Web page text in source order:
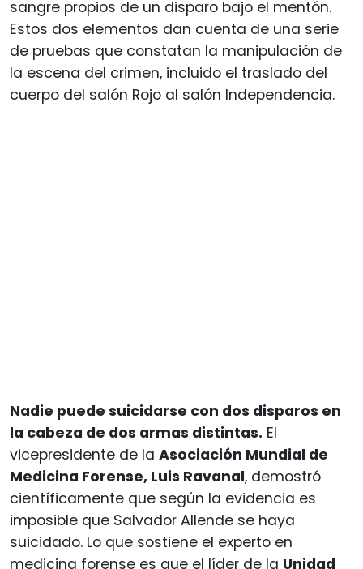
sangre propios de un disparo bajo el mentón.
Estos dos elementos dan cuenta de una serie
de pruebas que constatan la manipulación de
la escena del crimen, incluido el traslado del
cuerpo del salón Rojo al salón Independencia.
Nadie puede suicidarse con dos disparos en
la cabeza de dos armas distintas. El
vicepresidente de la Asociación Mundial de
Medicina Forense, Luis Ravanal, demostró
científicamente que según la evidencia es
imposible que Salvador Allende se haya
suicidado. Lo que sostiene el experto en
medicina forense es que el líder de la Unidad